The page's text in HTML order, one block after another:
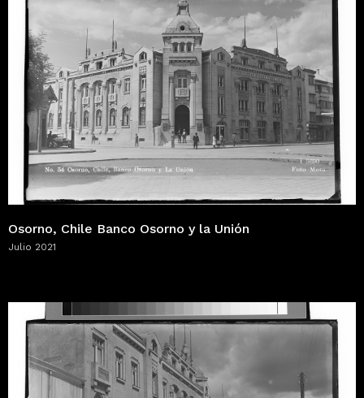
Osorno, Chile Banco Osorno y la Unión
Julio 2021